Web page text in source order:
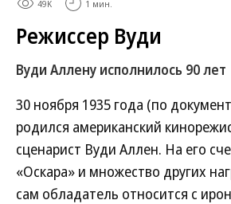
49K 1 мин.
Режиссер Вуди
Вуди Аллену исполнилось 90 лет
30 ноября 1935 года (по
родился американский
сценарист Вуди Аллен. На его
«Оскара» и множество других
сам обладатель относится с